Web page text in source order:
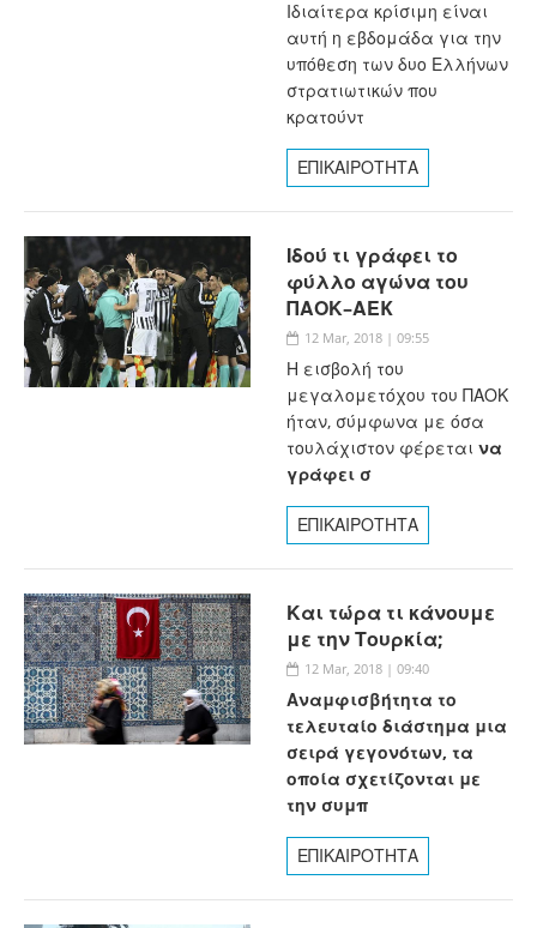
Ιδιαίτερα κρίσιμη είναι
αυτή η εβδομάδα για την
υπόθεση των δυο Ελλήνων
στρατιωτικών που
κρατούντ
ΕΠΙΚΑΙΡΟΤΗΤΑ
Ιδού τι γράφει το
φύλλο αγώνα του
ΠΑΟΚ–ΑΕK
12 Mar, 2018 | 09:55
Η εισβολή του
μεγαλομετόχου του ΠΑΟΚ
ήταν, σύμφωνα με όσα
τουλάχιστον φέρεται να
γράφει σ
ΕΠΙΚΑΙΡΟΤΗΤΑ
Και τώρα τι κάνουμε
με την Τουρκία;
12 Mar, 2018 | 09:40
Αναμφισβήτητα το
τελευταίο διάστημα μια
σειρά γεγονότων, τα
οποία σχετίζονται με
την συμπ
ΕΠΙΚΑΙΡΟΤΗΤΑ